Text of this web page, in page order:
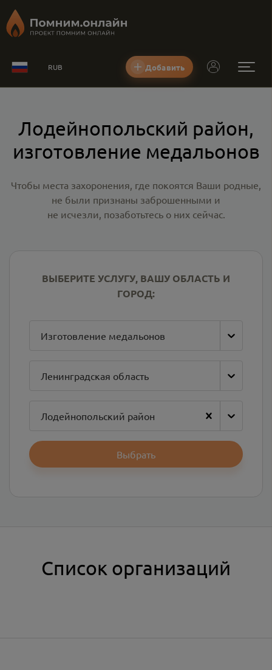
RUB Добавить
Лодейнопольский район,
изготовление медальонов
Чтобы места захоронения, где покоятся Ваши родные,
не были признаны заброшенными и
не исчезли, позаботьтесь о них сейчас.
ВЫБЕРИТЕ УСЛУГУ, ВАШУ ОБЛАСТЬ И
ГОРОД:
Изготовление медальонов
Ленинградская область
Лодейнопольский район
Выбрать
Список организаций